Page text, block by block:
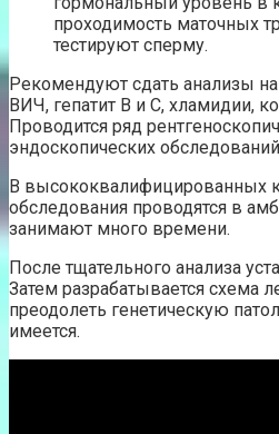
проходимость маточных
тестируют сперму.
Рекомендуют сдать анализы
ВИЧ, гепатит В и С, хламидии,
Проводится ряд
эндоскопических
В высококвалифицированных
обследования проводятся в
занимают много времени.
После тщательного анализа
Затем разрабатывается схема
преодолеть генетическую
имеется.